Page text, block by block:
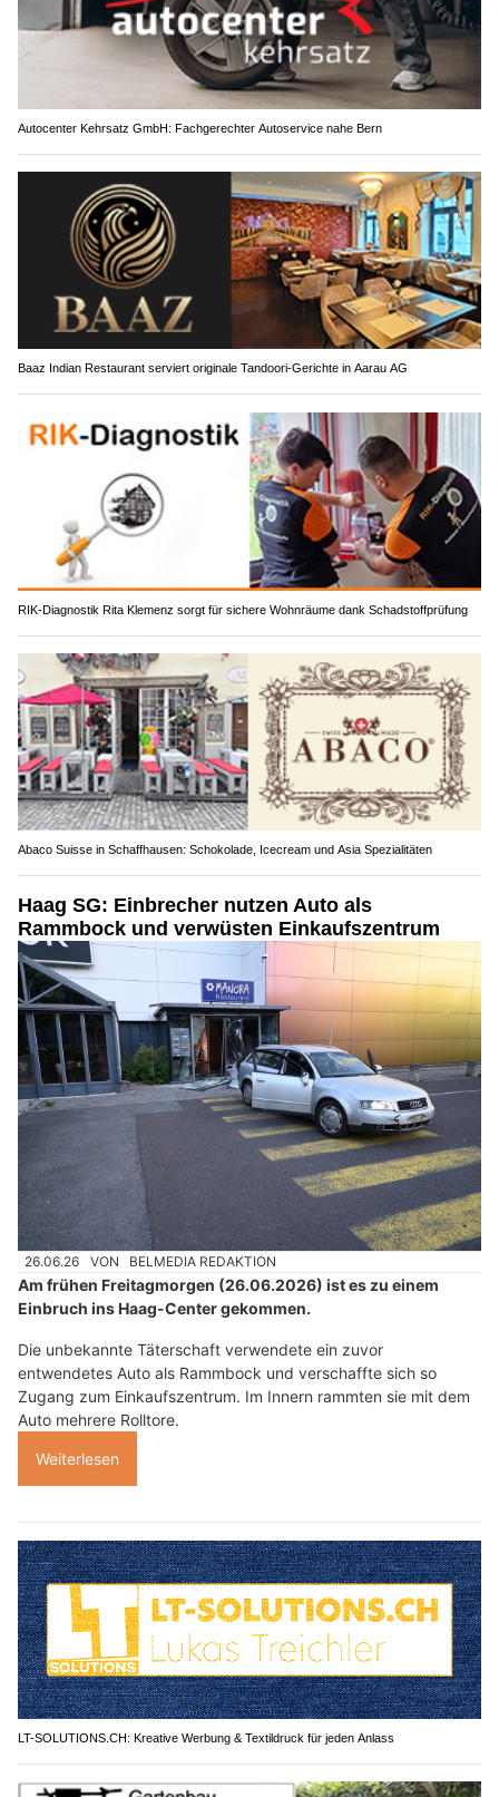
Autocenter Kehrsatz GmbH: Fachgerechter Autoservice nahe Bern
Baaz Indian Restaurant serviert originale Tandoori-Gerichte in Aarau AG
RIK-Diagnostik Rita Klemenz sorgt für sichere Wohnräume dank Schadstoffprüfung
Abaco Suisse in Schaffhausen: Schokolade, Icecream und Asia Spezialitäten
Haag SG: Einbrecher nutzen Auto als
Rammbock und verwüsten Einkaufszentrum
26.06.26 VON BELMEDIA REDAKTION
Am frühen Freitagmorgen (26.06.2026) ist es zu einem
Einbruch ins Haag-Center gekommen.
Die unbekannte Täterschaft verwendete ein zuvor
entwendetes Auto als Rammbock und verschaffte sich so
Zugang zum Einkaufszentrum. Im Innern rammten sie mit dem
Auto mehrere Rolltore.
Weiterlesen
LT-SOLUTIONS.CH: Kreative Werbung & Textildruck für jeden Anlass